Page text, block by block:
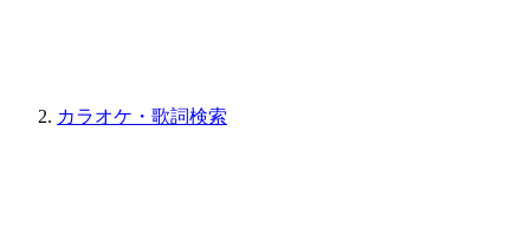
カラオケ・歌詞検索